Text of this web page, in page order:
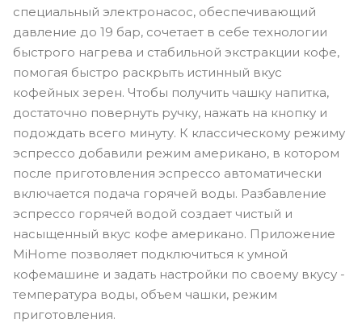
специальный электронасос, обеспечивающий
давление до 19 бар, сочетает в себе технологии
быстрого нагрева и стабильной экстракции кофе,
помогая быстро раскрыть истинный вкус
кофейных зерен. Чтобы получить чашку напитка,
достаточно повернуть ручку, нажать на кнопку и
подождать всего минуту. К классическому режиму
эспрессо добавили режим американо, в котором
после приготовления эспрессо автоматически
включается подача горячей воды. Разбавление
эспрессо горячей водой создает чистый и
насыщенный вкус кофе американо. Приложение
MiHome позволяет подключиться к умной
кофемашине и задать настройки по своему вкусу -
температура воды, объем чашки, режим
приготовления.